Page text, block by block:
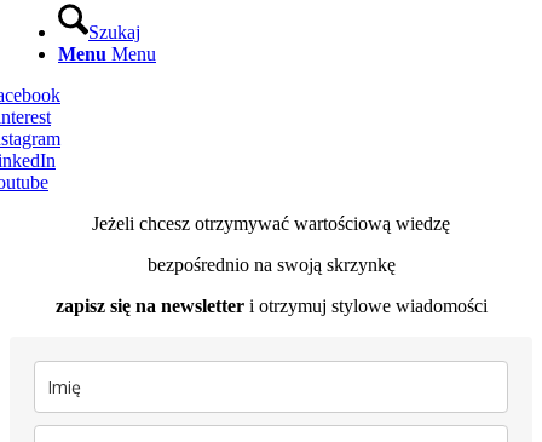
Szukaj
Menu Menu
Jeżeli chcesz otrzymywać wartościową wiedzę
bezpośrednio na swoją skrzynkę
zapisz się na newsletteri otrzymuj stylowe wiadomości